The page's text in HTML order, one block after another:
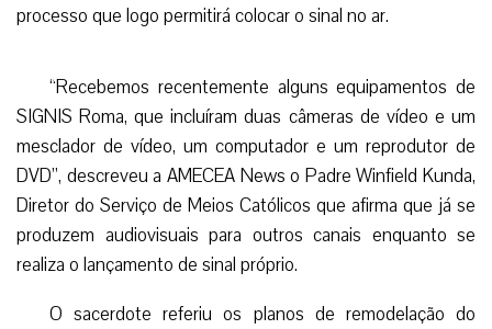
processo que logo permitirá colocar o sinal no ar.
“Recebemos recentemente alguns equipamentos de
SIGNIS Roma, que incluíram duas câmeras de vídeo e um
mesclador de vídeo, um computador e um reprodutor de
DVD”, descreveu a AMECEA News o Padre Winfield Kunda,
Diretor do Serviço de Meios Católicos que afirma que já se
produzem audiovisuais para outros canais enquanto se
realiza o lançamento de sinal próprio.
O sacerdote referiu os planos de remodelação do